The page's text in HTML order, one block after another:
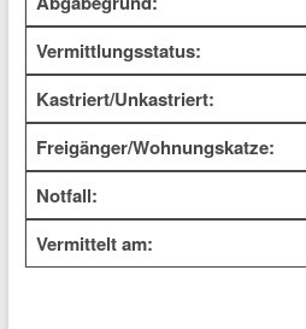
Vermittlungsstatus:
Kastriert/Unkastriert:
Freigänger/Wohnungskatze:
Notfall:
Vermittelt am: